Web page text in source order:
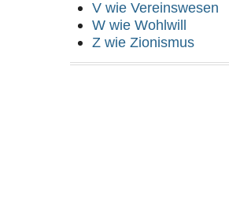
V wie Vereinswesen
W wie Wohlwill
Z wie Zionismus